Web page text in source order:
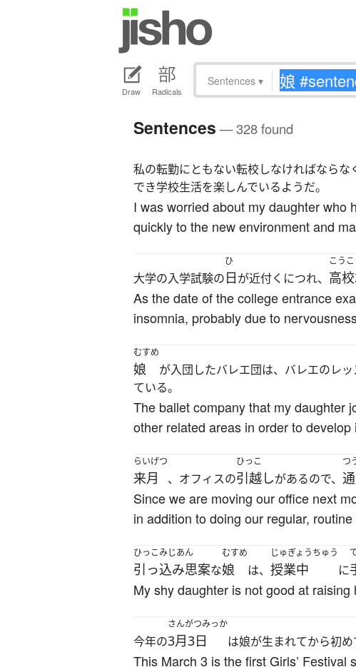
Draw Radicals
Sentences ▾
Sentences — 328 found
私の転勤にともない転校しなければならな
でき学校生活を楽しんでいるようだ。
I was worried about my daughter who
quickly to the new environment and
大学の入学試験の
ひ
日が近付くにつれ、
こう
高
As the date of the college entrance
insomnia, probably due to
むすめ
娘 が入団したバレエ団は、バレエのレッ
ている。
The ballet company that my daughter
other related areas in order to
らいげつ
来月 、オフィスの
ひっこ
引越しがあるので、
つ
Since we are moving our office next
in addition to doing our regular, routine
ひっこみじあん
引っ込み思案な
むすめ
娘 は、
じゅぎょうちゅう
授業中 に
My shy daughter is not good at
今年の
さんがつみっか
3月3日 は娘が生まれてから初め
This March 3 is the first Girls’